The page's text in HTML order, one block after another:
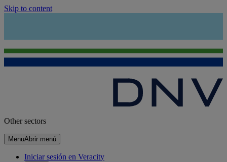
Skip to content
Other sectors
MenuAbrir menú
Iniciar sesión en Veracity